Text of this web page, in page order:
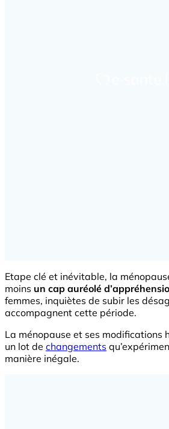
Etape clé et inévitable, la
moins un cap auréolé
femmes, inquiètes de subir les
accompagnent cette période.
La ménopause et ses modifications
un lot de changements
manière inégale.